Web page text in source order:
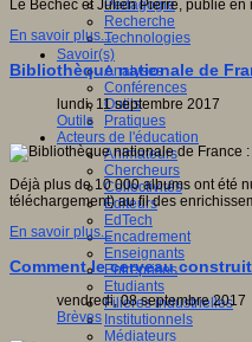
Pédagogie
Recherche
Technologies
Savoir(s)
Analyses
Conférences
Outils
Pratiques
Acteurs de l'éducation
Animateurs
Chercheurs
Collectivités
Editeurs
EdTech
Encadrement
Enseignants
Entreprises
Etudiants
Filières industrielles
Institutionnels
Médiateurs
Le Béchec et Julien Pierre, publié
En savoir plus...
Bibliothèque nationale de
lundi, 11 septembre 2017
Outils
Déjà plus de 10 000 albums ont été
téléchargement) au fil des
En savoir plus...
Comment le cerveau
vendredi, 08 septembre 2017
Brèves